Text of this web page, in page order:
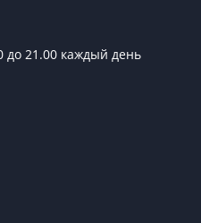
до 21.00 каждый день